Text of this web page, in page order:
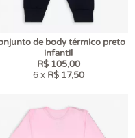
de body térmico preto
infantil
R$ 105,00
6 x R$ 17,50